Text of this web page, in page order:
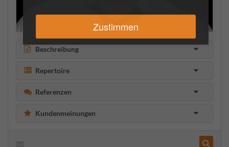
Zustimmen
Beschreibung
Repertoire
Referenzen
Kundenmeinungen